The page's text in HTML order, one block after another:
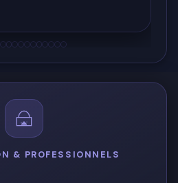
& PROFESSIONNELS